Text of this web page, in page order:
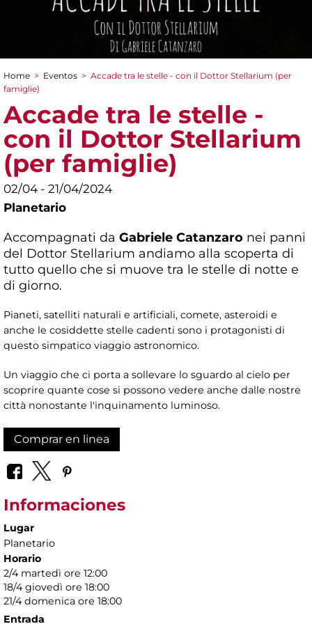
You are here
Home > Eventos > Accade tra le stelle - con il Dottor Stellarium (per
famiglie)
Accade tra le stelle -
con il Dottor Stellarium
(per famiglie)
02/04 - 21/04/2024
Planetario
Accompagnati da Gabriele Catanzaro nei panni
del Dottor Stellarium andiamo alla scoperta di
tutto quello che si muove tra le stelle di notte e
di giorno.
Pianeti, satelliti naturali e artificiali, comete, asteroidi e
anche le cosiddette stelle cadenti sono i protagonisti di
questo simpatico viaggio astronomico.
Un viaggio che ci porta a sollevare lo sguardo al cielo per
scoprire quante cose si possono vedere anche dalle nostre
città nonostante l'inquinamento luminoso.
Comprar en linea
Informaciones
Lugar
Planetario
Horario
2/4 martedì ore 12:00
18/4 giovedì ore 18:00
21/4 domenica ore 18:00
Entrada